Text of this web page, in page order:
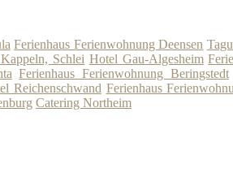
Ferienhaus Ferienwohnung Deensen
Schlei Hotel Gau-Algesheim
Ferienhaus Ferienwohnung Beringstedt
Reichenschwand Ferienhaus
Catering Northeim